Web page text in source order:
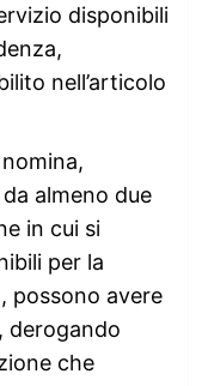
disponibili
nell’articolo
almeno due
in cui si
per la
possono avere
derogando
che